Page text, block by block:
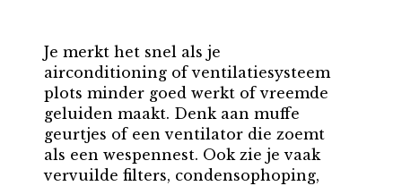
Je merkt het snel als je
airconditioning of ventilatiesysteem
plots minder goed werkt of vreemde
geluiden maakt. Denk aan muffe
geurtjes of een ventilator die zoemt
als een wespennest. Ook zie je vaak
vervuilde filters, condensophoping,